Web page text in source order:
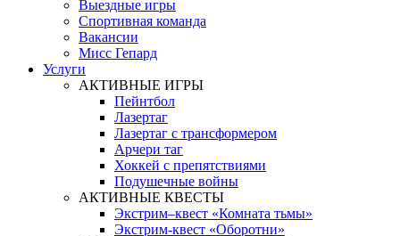
Выездные игры
Спортивная команда
Вакансии
Мисс Гепард
Услуги
АКТИВНЫЕ ИГРЫ
Пейнтбол
Лазертаг
Лазертаг с трансформером
Арчери таг
Хоккей с препятствиями
Подушечные войны
АКТИВНЫЕ КВЕСТЫ
Экстрим–квест «Комната тьмы»
Экстрим-квест «Оборотни»